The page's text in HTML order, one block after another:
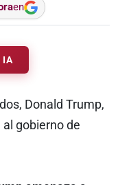
en
IA
Donald Trump,
gobierno de